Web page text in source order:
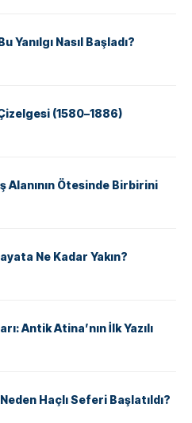
Yanılgı Nasıl Başladı?
(1580–1886)
Alanının Ötesinde Birbirini
Ne Kadar Yakın?
Antik Atina’nın İlk Yazılı
Haçlı Seferi Başlatıldı?